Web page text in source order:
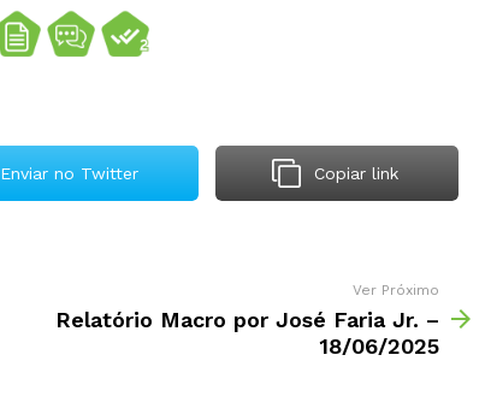
Enviar no Twitter Copiar link
Ver Próximo
Relatório Macro por José Faria Jr. –
18/06/2025